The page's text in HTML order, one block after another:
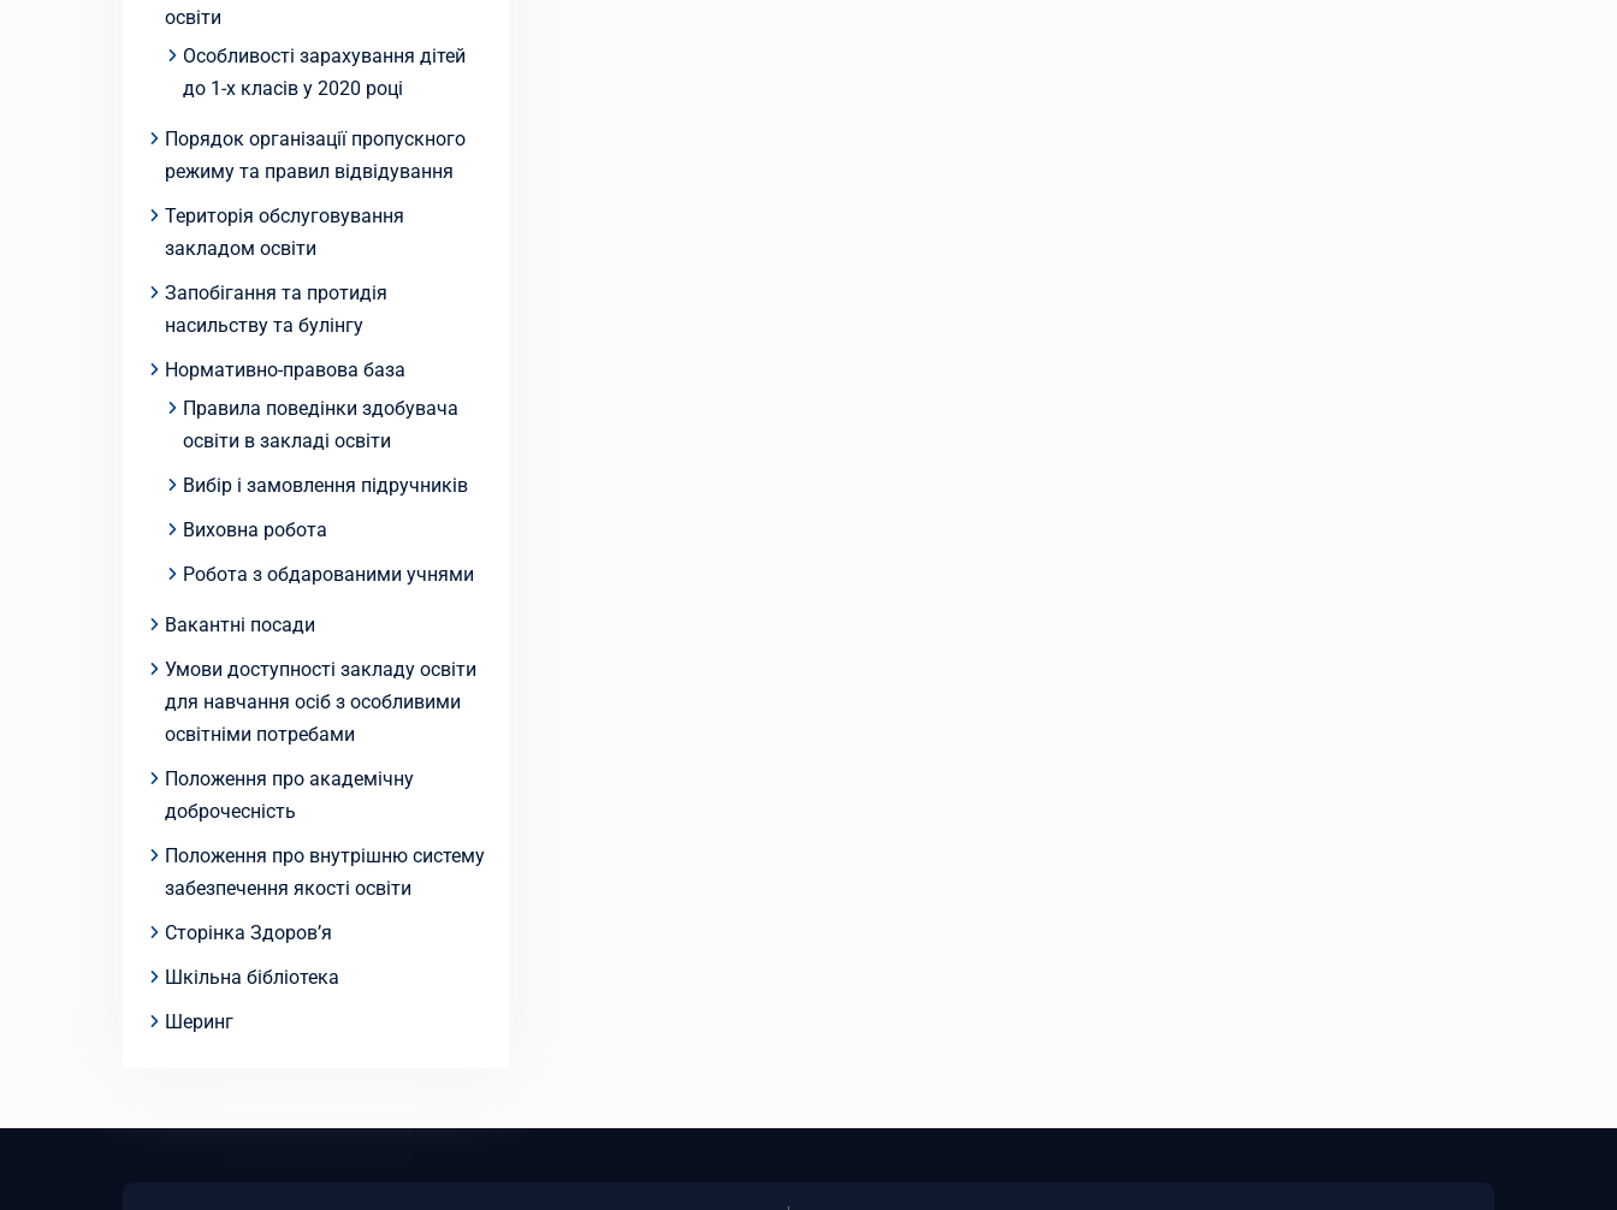
освіти
Особливості зарахування дітей
до 1-х класів у 2020 році
Порядок організації пропускного
режиму та правил відвідування
Територія обслуговування
закладом освіти
Запобігання та протидія
насильству та булінгу
Нормативно-правова база
Правила поведінки здобувача
освіти в закладі освіти
Вибір і замовлення підручників
Виховна робота
Робота з обдарованими учнями
Вакантні посади
Умови доступності закладу освіти
для навчання осіб з особливими
освітніми потребами
Положення про академічну
доброчесність
Положення про внутрішню систему
забезпечення якості освіти
Сторінка Здоров’я
Шкільна бібліотека
Шеринг